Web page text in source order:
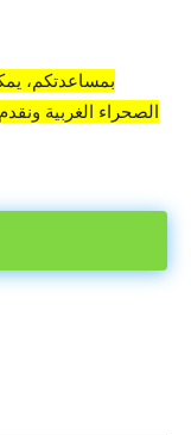
بمساعدتكم،
الصحراء الغربية